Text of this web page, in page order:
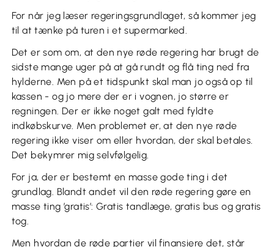
For når jeg læser regeringsgrundlaget, så kommer jeg
til at tænke på turen i et supermarked.
Det er som om, at den nye røde regering har brugt de
sidste mange uger på at gå rundt og flå ting ned fra
hylderne. Men på et tidspunkt skal man jo også op til
kassen - og jo mere der er i vognen, jo større er
regningen. Der er ikke noget galt med fyldte
indkøbskurve. Men problemet er, at den nye røde
regering ikke viser om eller hvordan, der skal betales.
Det bekymrer mig selvfølgelig.
For ja, der er bestemt en masse gode ting i det
grundlag. Blandt andet vil den røde regering gøre en
masse ting ’gratis’: Gratis tandlæge, gratis bus og gratis
tog.
Men hvordan de røde partier vil finansiere det, står